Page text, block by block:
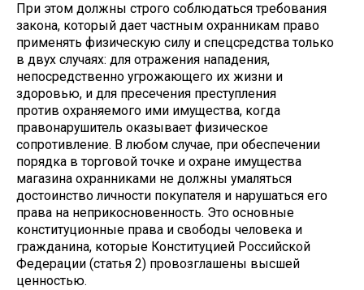
При этом должны строго соблюдаться требования
закона, который дает частным охранникам право
применять физическую силу и спецсредства только
в двух случаях: для отражения нападения,
непосредственно угрожающего их жизни и
здоровью, и для пресечения преступления
против охраняемого ими имущества, когда
правонарушитель оказывает физическое
сопротивление. В любом случае, при обеспечении
порядка в торговой точке и охране имущества
магазина охранниками не должны умаляться
достоинство личности покупателя и нарушаться его
права на неприкосновенность. Это основные
конституционные права и свободы человека и
гражданина, которые Конституцией Российской
Федерации (статья 2) провозглашены высшей
ценностью.